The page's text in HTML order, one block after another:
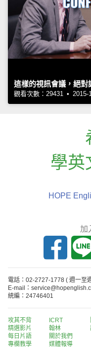
這樣的視訊會議，絕對
觀看次數：29431 • 2015-
學英
HOPE
加
電話：02-2727-1778 ( 週一至
E-mail：
統編：24746401
攻其不背
精選影片
每日片語
專欄教學
ICRT
翰林
關於我們
媒體報導